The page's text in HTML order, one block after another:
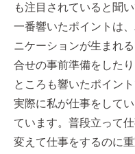
も注目されていると聞い
一番響いたポイントは
ニケーションが生まれ
合せの事前準備をした
ところも響いたポイン
実際に私が仕事をして
ています。普段立って
変えて仕事をするのに